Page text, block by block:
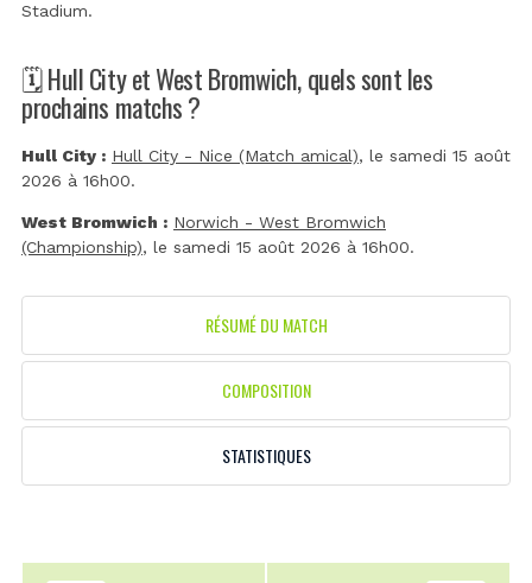
Stadium.
🗓️ Hull City et West Bromwich, quels sont les
prochains matchs ?
Hull City : Hull City - Nice (Match amical), le samedi 15 août
2026 à 16h00.
West Bromwich : Norwich - West Bromwich
(Championship), le samedi 15 août 2026 à 16h00.
RÉSUMÉ DU MATCH
COMPOSITION
STATISTIQUES